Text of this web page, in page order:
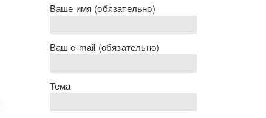
Ваше имя (обязательно)
Ваш e-mail (обязательно)
Тема